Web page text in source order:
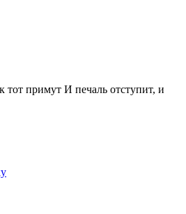
примут И печаль отступит, и